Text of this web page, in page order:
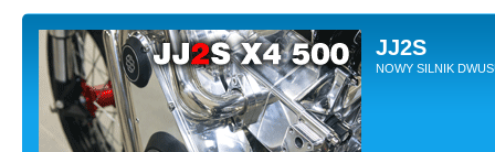
JJ2S
NOWY SILNIK